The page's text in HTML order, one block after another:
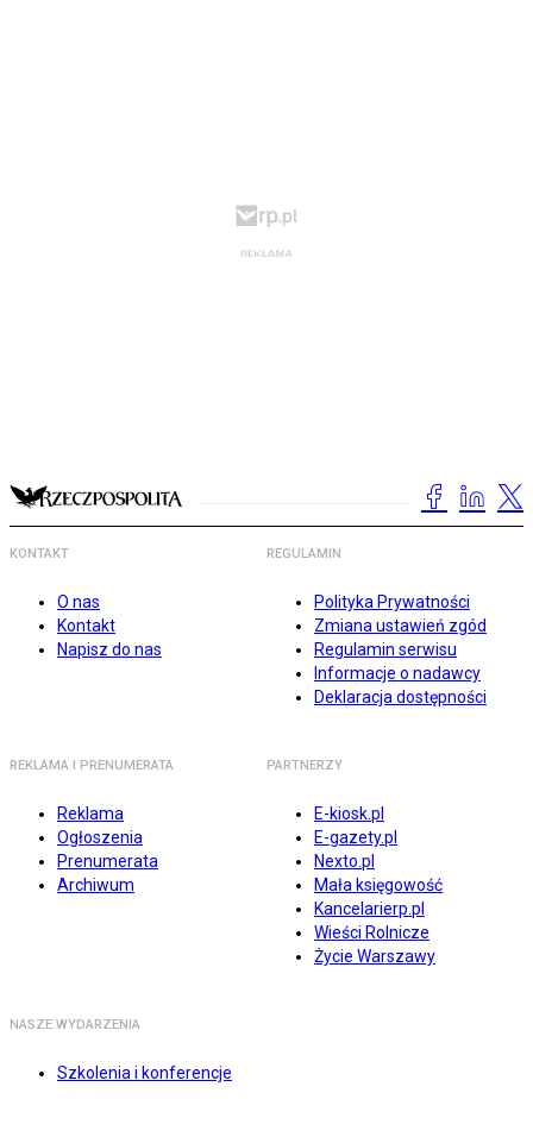
KONTAKT
O nas
Kontakt
Napisz do nas
REGULAMIN
Polityka Prywatności
Zmiana ustawień zgód
Regulamin serwisu
Informacje o nadawcy
Deklaracja dostępności
REKLAMA I PRENUMERATA
Reklama
Ogłoszenia
Prenumerata
Archiwum
PARTNERZY
E-kiosk.pl
E-gazety.pl
Nexto.pl
Mała księgowość
Kancelarierp.pl
Wieści Rolnicze
Życie Warszawy
NASZE WYDARZENIA
Szkolenia i konferencje